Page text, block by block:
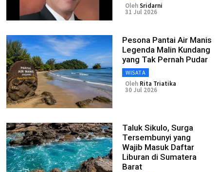
OlehSridarni
31 Jul 2026
Pesona Pantai Air Manis
Legenda Malin Kundang
yang Tak Pernah Pudar
WISATA
Oleh Rita Triatika
30 Jul 2026
Taluk Sikulo, Surga
Tersembunyi yang
Wajib Masuk Daftar
Liburan di Sumatera
Barat